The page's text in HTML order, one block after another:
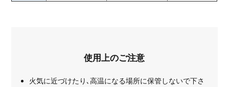
使用上のご注意
火気に近づけたり､高温になる場所に保管しないで下さ